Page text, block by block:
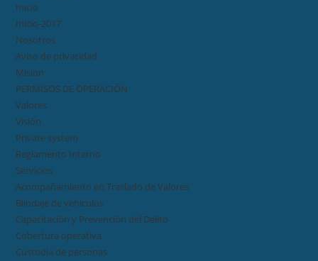
Inicio
Inicio-2017
Nosotros
Aviso de privacidad
Misión
PERMISOS DE OPERACIÓN
Valores
Visión
Private system
Reglamento Interno
Servicios
Acompañamiento en Traslado de Valores
Blindaje de vehículos
Capacitación y Prevención del Delito
Cobertura operativa
Custodia de personas